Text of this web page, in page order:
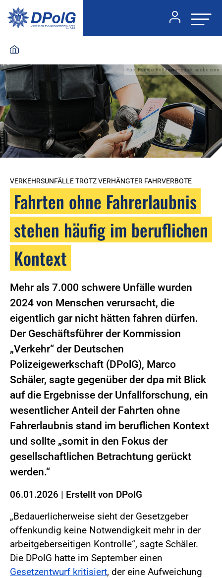
Foto:Rüdiger Kottmann - stock.adobe.com
VERKEHRSUNFÄLLE TROTZ VERHÄNGTER FAHRVERBOTE
Fahrten ohne Fahrerlaubnis
stehen häufig im beruflichen
Kontext
Mehr als 7.000 schwere Unfälle wurden
2024 von Menschen verursacht, die
eigentlich gar nicht hätten fahren dürfen.
Der Geschäftsführer der Kommission
„Verkehr“ der Deutschen
Polizeigewerkschaft (DPolG), Marco
Schäler, sagte gegenüber der dpa mit Blick
auf die Ergebnisse der Unfallforschung, ein
wesentlicher Anteil der Fahrten ohne
Fahrerlaubnis stand im beruflichen Kontext
und sollte „somit in den Fokus der
gesellschaftlichen Betrachtung gerückt
werden.“
06.01.2026 | Erstellt von DPolG
„Bedauerlicherweise sieht der Gesetzgeber
offenkundig keine Notwendigkeit mehr in der
arbeitgeberseitigen Kontrolle“, sagte Schäler.
Die DPolG hatte im September einen
Gesetzentwurf kritisiert, der eine Aufweichung